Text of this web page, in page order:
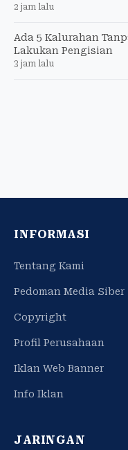
2 jam lalu
Ada 5 Kalurahan
Lakukan Pengisian
3 jam lalu
INFORMASI
Tentang Kami
Pedoman Media Siber
Copyright
Profil Perusahaan
Iklan Web Banner
Info Iklan
JARINGAN